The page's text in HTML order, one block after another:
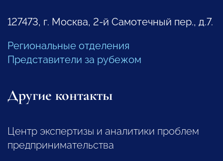
127473, г. Москва, 2-й Самотечный пер., д.7.
Региональные отделения
Представители за рубежом
Другие контакты
Центр экспертизы и аналитики проблем
предпринимательства